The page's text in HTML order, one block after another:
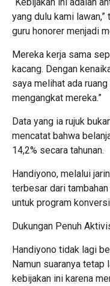
yang dulu kami
guru honorer menjadi
Mereka kerja sama
kacang. Dengan
saya melihat ada
mengangkat mereka.”
Data yang ia rujuk
mencatat bahwa
14,2% secara tahunan.
Handiyono, melalui
terbesar dari
untuk program
Dukungan Penuh
Handiyono tidak lagi
Namun suaranya tetap
kebijakan ini karena